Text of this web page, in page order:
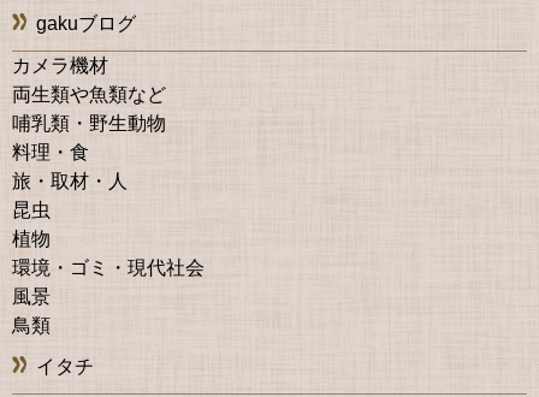
gakuブログ
カメラ機材
両生類や魚類など
哺乳類・野生動物
料理・食
旅・取材・人
昆虫
植物
環境・ゴミ・現代社会
風景
鳥類
イタチ